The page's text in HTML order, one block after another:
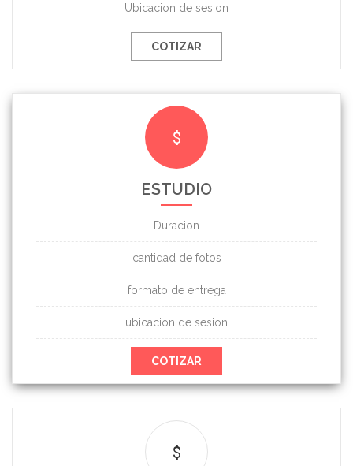
Ubicacion de sesion
COTIZAR
$
ESTUDIO
Duracion
cantidad de fotos
formato de entrega
ubicacion de sesion
COTIZAR
$